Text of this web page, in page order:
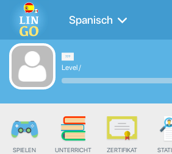
Spanisch
Level/
SPIELEN UNTERRICHT ZERTIFIKAT